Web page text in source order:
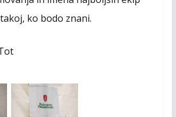
ko bodo znani.